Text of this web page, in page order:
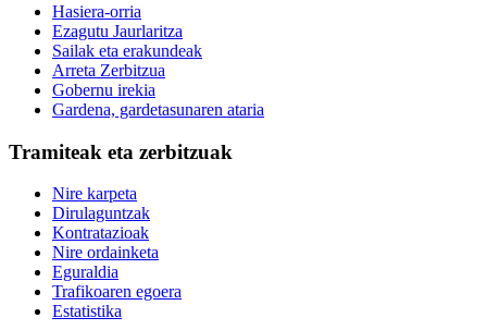
Hasiera-orria
Ezagutu Jaurlaritza
Sailak eta erakundeak
Arreta Zerbitzua
Gobernu irekia
Gardena, gardetasunaren ataria
Tramiteak eta zerbitzuak
Nire karpeta
Dirulaguntzak
Kontratazioak
Nire ordainketa
Eguraldia
Trafikoaren egoera
Estatistika